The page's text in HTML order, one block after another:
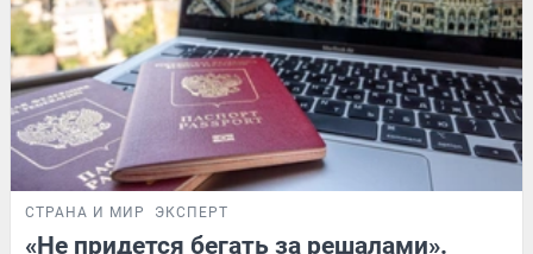
СТРАНА И МИР ЭКСПЕРТ
«Не придется бегать за решалами».